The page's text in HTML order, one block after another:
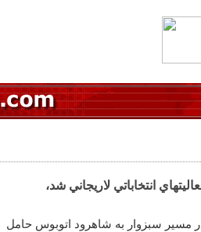
انتخاباتي لاريجاني شد،
مسير سبزوار به شاهرود اتوبوس حامل